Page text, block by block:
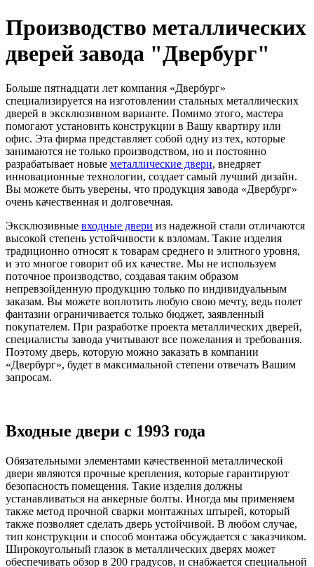
Производство металлических
дверей завода "Двербург"
Больше пятнадцати лет компания «Двербург»
специализируется на изготовлении стальных металлических
дверей в эксклюзивном варианте. Помимо этого, мастера
помогают установить конструкции в Вашу квартиру или
офис. Эта фирма представляет собой одну из тех, которые
занимаются не только производством, но и постоянно
разрабатывает новые металлические двери, внедряет
инновационные технологии, создает самый лучший дизайн.
Вы можете быть уверены, что продукция завода «Двербург»
очень качественная и долговечная.
Эксклюзивные входные двери из надежной стали отличаются
высокой степень устойчивости к взломам. Такие изделия
традиционно относят к товарам среднего и элитного уровня,
и это многое говорит об их качестве. Мы не используем
поточное производство, создавая таким образом
непревзойденную продукцию только по индивидуальным
заказам. Вы можете воплотить любую свою мечту, ведь полет
фантазии ограничивается только бюджет, заявленный
покупателем. При разработке проекта металлических дверей,
специалисты завода учитывают все пожелания и требования.
Поэтому дверь, которую можно заказать в компании
«Двербург», будет в максимальной степени отвечать Вашим
запросам.
Входные двери с 1993 года
Обязательными элементами качественной металлической
двери являются прочные крепления, которые гарантируют
безопасность помещения. Такие изделия должны
устанавливаться на анкерные болты. Иногда мы применяем
также метод прочной сварки монтажных штырей, который
также позволяет сделать дверь устойчивой. В любом случае,
тип конструкции и способ монтажа обсуждается с заказчиком.
Широкоугольный глазок в металлических дверях может
обеспечивать обзор в 200 градусов, и снабжается специальной